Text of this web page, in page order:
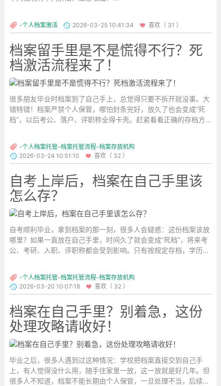
-个人档案激活 2026-03-25 10:41:34 喜欢（ 31 ）
档案留手里是不是慌得不行？死
档激活流程来了！
很多朋友毕业时档案到了自己手上，总觉得只要不拆开就没事。大
错特错！档案严禁个人保管，哪怕封条完好，放久了也会变成“死
档”，以后考公、落户、评职称全得卡壳。赶紧看看正确的存档方
-个人档案托管-档案托管流程-档案存放机构
2026-03-24 10:51:10
喜欢（ 32 ）
自考上岸后，档案在自己手里该
怎么存？
自考顺利毕业，拿到档案的那一刻，很多人会疑惑：这份档案该放
哪里？如果一直放在自己手里，时间久了就会变成“死档”，将来考
公、考研、入职、评职称都会受到影响。只有按规定存档，学历才
-个人档案托管-档案托管流程-档案存放机构
2026-03-20 10:07:18
喜欢（ 32 ）
档案在自己手里？别着急，这份
处理攻略请收好！
毕业之后，很多人遇到过这种情况：学校把档案直接交到自己手
上，有人觉得没什么用，随手往家里一放，这一放就是好几年。但
很多人不知道，档案不能长期由个人保管，一旦处理不当，后续用